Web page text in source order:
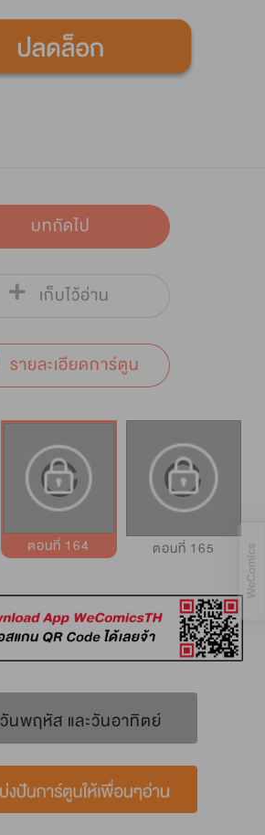
บทถัดไป
เก็บไว้อ่าน
รายละเอียดการ์ตูน
ตอนที่ 164 ตอนที่ 165
วันพฤหัส และวันอาทิตย์